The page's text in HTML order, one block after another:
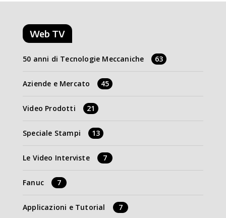
Web TV
50 anni di Tecnologie Meccaniche 63
Aziende e Mercato 45
Video Prodotti 21
Speciale Stampi 13
Le Video Interviste 7
Fanuc 7
Applicazioni e Tutorial 7